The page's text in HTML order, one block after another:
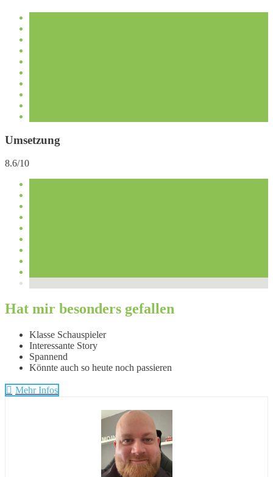
Umsetzung
8.6/10
Hat mir besonders gefallen
Klasse Schauspieler
Interessante Story
Spannend
Könnte auch so heute noch passieren
Mehr Infos